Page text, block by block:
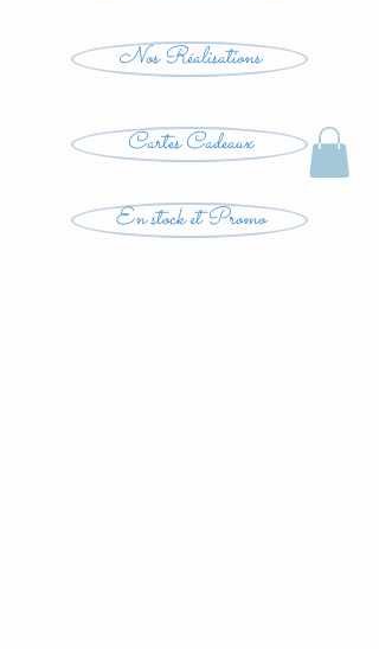
Nos Réalisations
Cartes Cadeaux
En stock et Promo